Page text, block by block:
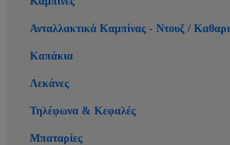
Ανταλλακτικά Καμπίνας - Ντουζ /
Καπάκια
Λεκάνες
Τηλέφωνα & Κεφαλές
Μπαταρίες